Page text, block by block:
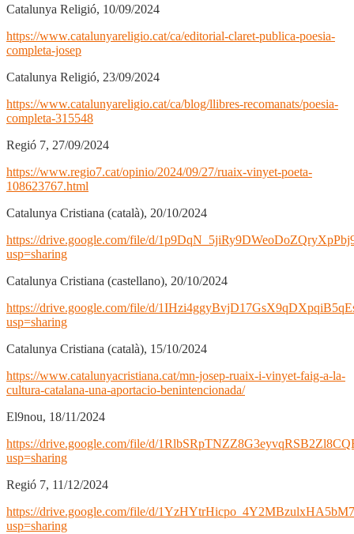
Catalunya Religió, 10/09/2024
https://www.catalunyareligio.cat/ca/editorial-claret-publica-poesia-
completa-josep
Catalunya Religió, 23/09/2024
https://www.catalunyareligio.cat/ca/blog/llibres-recomanats/poesia-
completa-315548
Regió 7, 27/09/2024
https://www.regio7.cat/opinio/2024/09/27/ruaix-vinyet-poeta-
108623767.html
Catalunya Cristiana (català), 20/10/2024
https://drive.google.com/file/d/
usp=sharing
Catalunya Cristiana (castellano), 20/10/2024
https://drive.google.com/file/d/
usp=sharing
Catalunya Cristiana (català), 15/10/2024
https://www.catalunyacristiana.cat/mn-josep-ruaix-i-vinyet-faig-a-la-
cultura-catalana-una-aportacio-benintencionada/
El9nou, 18/11/2024
https://drive.google.com/file/d/
usp=sharing
Regió 7, 11/12/2024
https://drive.google.com/file/d/
usp=sharing